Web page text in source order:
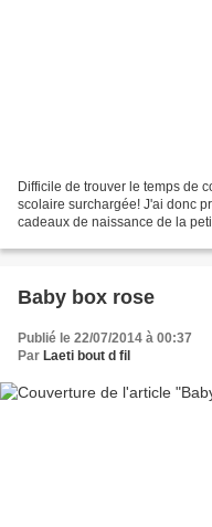
Difficile de trouver le temps de
scolaire surchargée! J'ai donc
cadeaux de naissance de la
Baby box rose
Publié le 22/07/2014 à 00:37
Par Laeti bout d fil